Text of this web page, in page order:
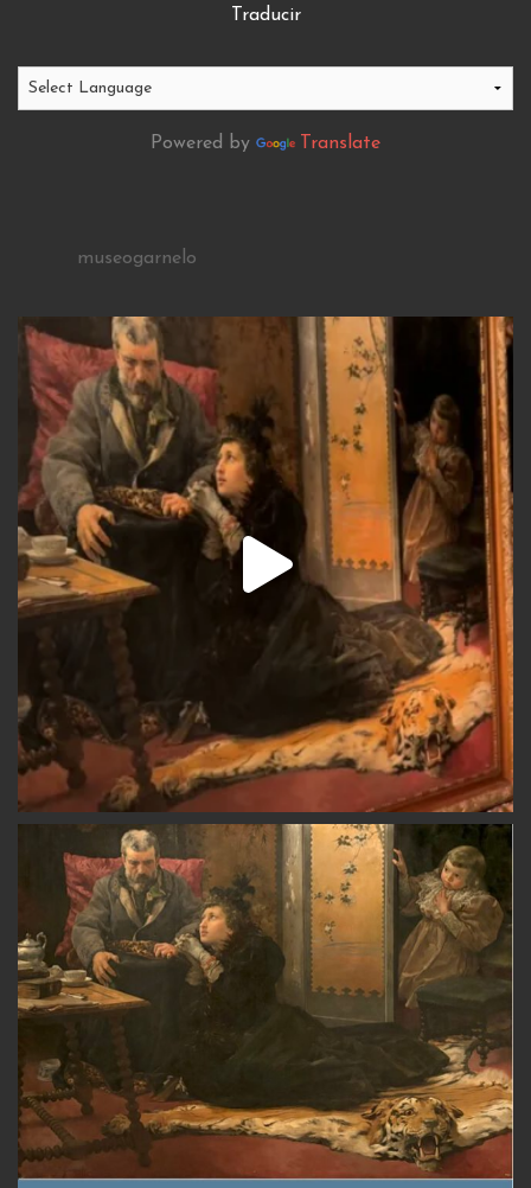
Traducir
Powered by Translate
museogarnelo